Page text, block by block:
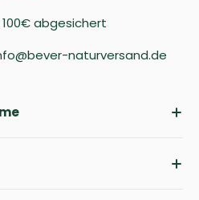
100€ abgesichert
naturversand.de